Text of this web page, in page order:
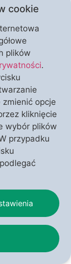
stronic.
tysięcy
trzydzieścioro
Sto
zagranicznych.
Szesnaście
Piętnastu
członków
Trzech
Jedno […]
cookie
plików
.
zmienić opcje
kliknięcie
wybór plików
przypadku